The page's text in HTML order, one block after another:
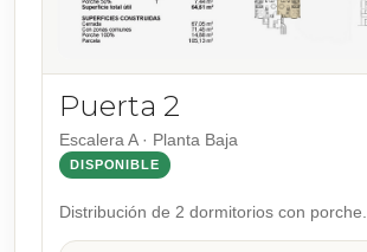
Puerta 2
Escalera A · Planta Baja
DISPONIBLE
Distribución de 2 dormitorios con porche.